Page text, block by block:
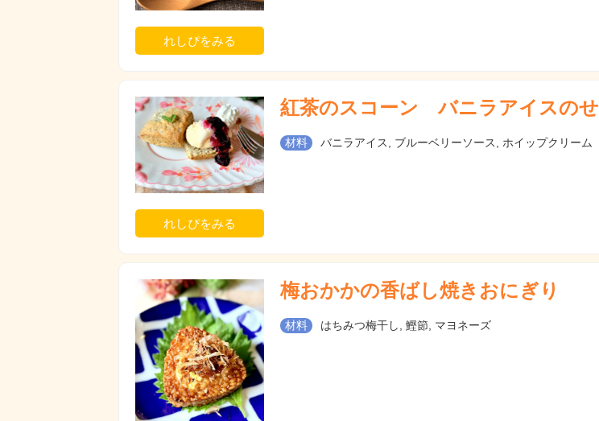
れしぴをみる
れしぴをみる
紅茶のスコーン バニラアイスのせ
材料 バニラアイス, ブルーベリーソース, ホイップクリーム
梅おかかの香ばし焼きおにぎり
材料 はちみつ梅干し, 鰹節, マヨネーズ